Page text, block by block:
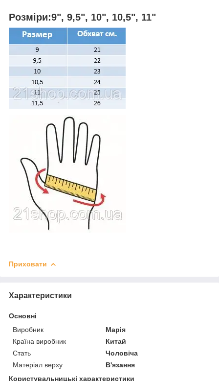
Розміри:9", 9,5", 10", 10,5", 11"
Приховати
Характеристики
Основні
Виробник
Марія
Країна виробник
Китай
Стать
Чоловіча
Матеріал верху
В'язання
Користувальницькі характеристики